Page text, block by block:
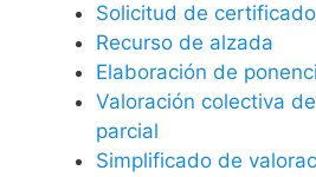
Solicitud de certificado
Recurso de alzada
Elaboración de
Valoración colectiva
parcial
Simplificado de